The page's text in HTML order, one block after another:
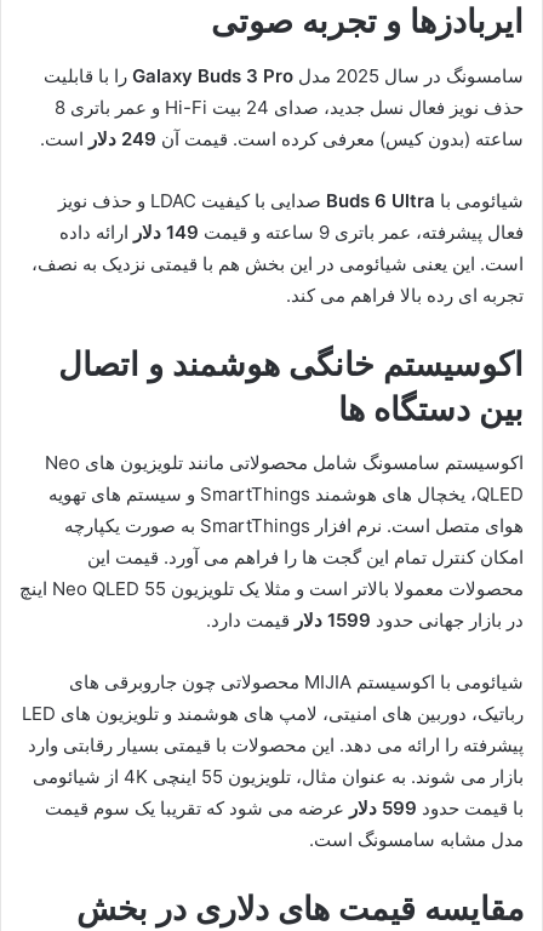
ایربادزها و تجربه صوتی
سامسونگ در سال 2025 مدل Galaxy Buds 3 Pro را با قابلیت
حذف نویز فعال نسل جدید، صدای 24 بیت Hi-Fi و عمر باتری 8
ساعته (بدون کیس) معرفی کرده است. قیمت آن 249 دلار است.
شیائومی با Buds 6 Ultra
صدایی با کیفیت LDAC و حذف نویز
فعال پیشرفته، عمر باتری 9 ساعته و قیمت
149 دلار
ارائه داده
است. این یعنی شیائومی در این بخش هم با قیمتی نزدیک به نصف،
تجربه ای رده بالا فراهم می کند.
اکوسیستم خانگی هوشمند و اتصال
بین دستگاه ها
اکوسیستم سامسونگ شامل محصولاتی مانند تلویزیون های Neo
QLED، یخچال های هوشمند SmartThings و سیستم های تهویه
هوای متصل است. نرم افزار SmartThings به صورت یکپارچه
امکان کنترل تمام این گجت ها را فراهم می آورد. قیمت این
محصولات معمولا بالاتر است و مثلا یک تلویزیون Neo QLED 55 اینچ
در بازار جهانی حدود 1599 دلار قیمت دارد.
شیائومی با اکوسیستم MIJIA محصولاتی چون جاروبرقی های
رباتیک، دوربین های امنیتی، لامپ های هوشمند و تلویزیون های LED
پیشرفته را ارائه می دهد. این محصولات با قیمتی بسیار رقابتی وارد
بازار می شوند. به عنوان مثال، تلویزیون 55 اینچی 4K از شیائومی
با قیمت حدود 599 دلار
عرضه می شود که تقریبا یک سوم قیمت
مدل مشابه سامسونگ است.
مقایسه قیمت های دلاری در بخش